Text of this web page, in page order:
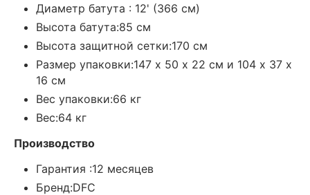
Диаметр батута : 12' (366 см)
Высота батута:85 см
Высота защитной сетки:170 см
Размер упаковки:147 х 50 х 22 см и 104 х 37 х
16 см
Вес упаковки:66 кг
Вес:64 кг
Производство
Гарантия :12 месяцев
Бренд:DFC